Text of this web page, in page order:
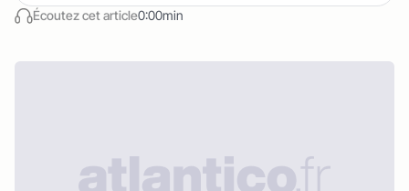
Écoutez cet article0:00min